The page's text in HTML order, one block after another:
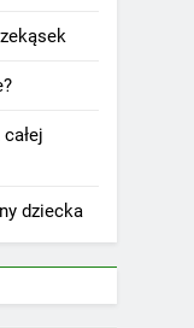
dziecka